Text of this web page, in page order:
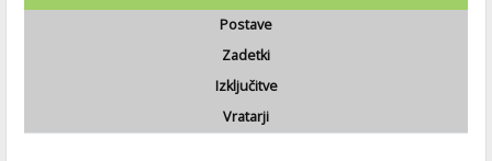
Postave
Zadetki
Izključitve
Vratarji